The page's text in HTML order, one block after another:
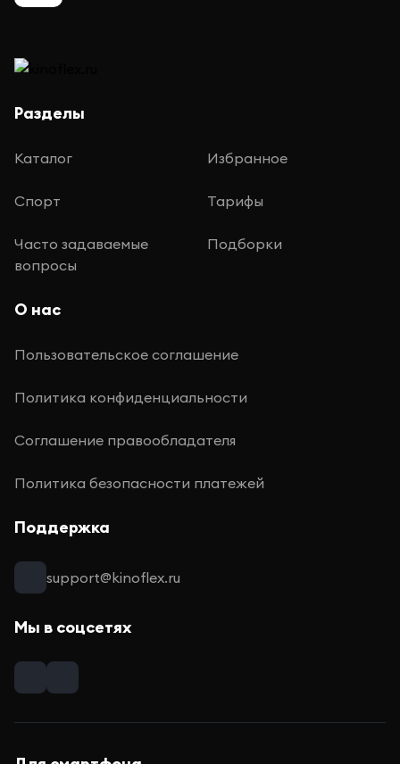
Разделы
Каталог Избранное
Спорт Тарифы
Часто задаваемые
вопросы
Подборки
О нас
Пользовательское соглашение
Политика конфиденциальности
Соглашение правообладателя
Политика безопасности платежей
Поддержка
support@kinoflex.ru
Мы в соцсетях